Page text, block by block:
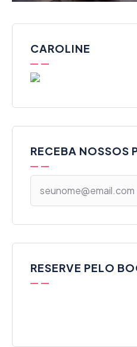
CAROLINE
RECEBA NOSSOS
RESERVE PELO